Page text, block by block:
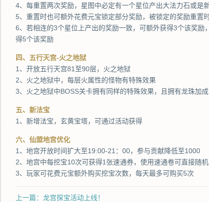
腾讯游戏 新浪游戏
新浪页游 网易游戏
pcgame 中华网
Cwan
游侠网页游戏 40407
5617网游网 一游网
斗蟹网页游戏 游戏观察
4q5q游戏
4、每重置两次奖励，星图中必定有一个星位产出大法力石或是
5、重置时也可额外花费元宝锁定部分奖励，被锁定的奖励重置
6、若相连的3个星位上产出的奖励一致，可额外获得3个该奖励
得5个该奖励
四、五行天宫-火之地狱
1、开放五行天宫81至90层，火之地狱
2、火之地狱中，每层火属性的怪物有特殊效果
3、火之地狱中BOSS关卡拥有同样的特殊效果，且拥有龙珠加成
五、新法宝
1、新增法宝，玄黄宝塔，可通过活动获得
六、仙盟地宫优化
1、地宫开放时间扩大至19:00-21：00，参与贡献降低至1000
2、地宫中每挖宝10次可获得1张速通券，使用速通卷可直接随
3、玩家可花费元宝额外购买挖宝次数，每天最多可购买5次
上一篇：龙宫探宝活动上线！